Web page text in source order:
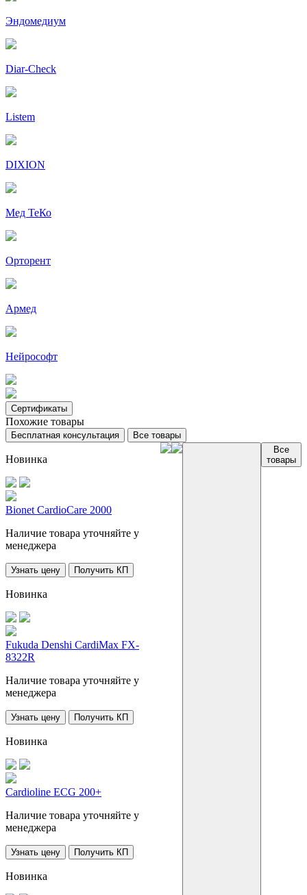
Эндомедиум
Diar-Cheсk
Listem
DIXION
Мед ТеКо
Орторент
Армед
Нейрософт
Сертификаты
Похожие товары
Бесплатная консультация Все товары
Новинка
Bionet CardioCare 2000
Наличие товара уточняйте у
менеджера
Узнать цену Получить КП
Новинка
Fukuda Denshi CardiMax FX-
8322R
Наличие товара уточняйте у
менеджера
Узнать цену Получить КП
Новинка
Cardioline ECG 200+
Наличие товара уточняйте у
менеджера
Узнать цену Получить КП
Новинка
Все
товары